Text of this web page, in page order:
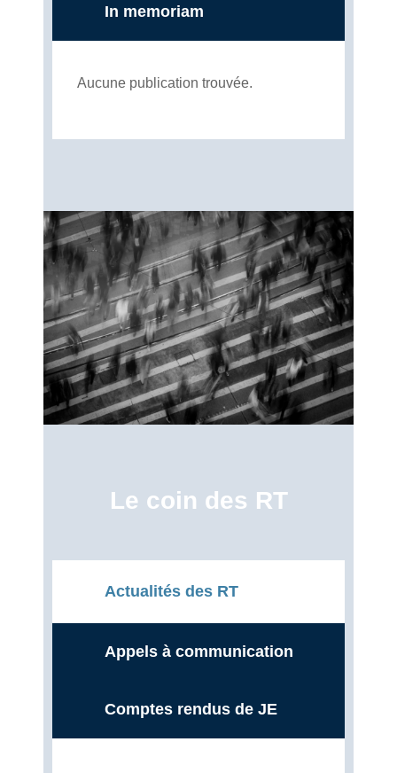
In memoriam
Aucune publication trouvée.
Le coin des RT
Actualités des RT
Appels à communication
Comptes rendus de JE